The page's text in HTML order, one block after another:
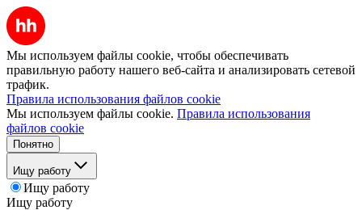
Мы используем файлы cookie, чтобы обеспечивать
правильную работу нашего веб-сайта и анализировать сетевой
трафик.
Правила использования файлов cookie
Мы используем файлы cookie. Правила использования
файлов cookie
Понятно
Ищу работу
Ищу работу
Ищу работу